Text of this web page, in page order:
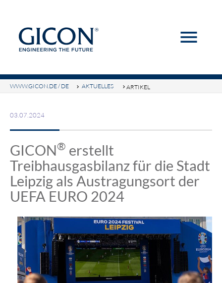
menu
Suchbegriffe
SUCHEN
WWW.GICON.DE / DE
AKTUELLES ARTIKEL
03.07.2024
GICON® erstellt
Treibhausgasbilanz für die Stadt
Leipzig als Austragungsort der
UEFA EURO 2024